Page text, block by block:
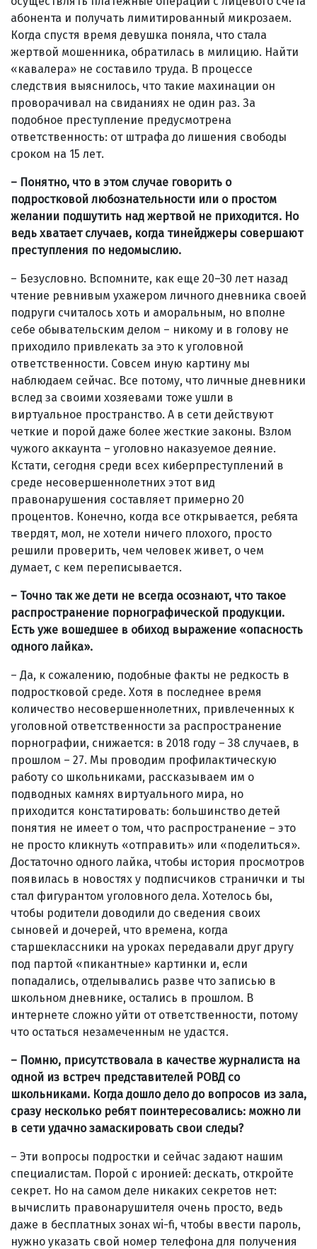
абонента и получать лимитированный микрозаем.
Когда спустя время девушка поняла, что стала
жертвой мошенника, обратилась в милицию. Найти
«кавалера» не составило труда. В процессе
следствия выяснилось, что такие махинации он
проворачивал на свиданиях не один раз. За
подобное преступление предусмотрена
ответственность: от штрафа до лишения свободы
сроком на 15 лет.
– Понятно, что в этом случае говорить о
подростковой любознательности или о простом
желании подшутить над жертвой не приходится. Но
ведь хватает случаев, когда тинейджеры совершают
преступления по недомыслию.
– Безусловно. Вспомните, как еще 20–30 лет назад
чтение ревнивым ухажером личного дневника своей
подруги считалось хоть и аморальным, но вполне
себе обывательским делом – никому и в голову не
приходило привлекать за это к уголовной
ответственности. Совсем иную картину мы
наблюдаем сейчас. Все потому, что личные дневники
вслед за своими хозяевами тоже ушли в
виртуальное пространство. А в сети действуют
четкие и порой даже более жесткие законы. Взлом
чужого аккаунта – уголовно наказуемое деяние.
Кстати, сегодня среди всех киберпреступлений в
среде несовершеннолетних этот вид
правонарушения составляет примерно 20
процентов. Конечно, когда все открывается, ребята
твердят, мол, не хотели ничего плохого, просто
решили проверить, чем человек живет, о чем
думает, с кем переписывается.
– Точно так же дети не всегда осознают, что такое
распространение порнографической продукции.
Есть уже вошедшее в обиход выражение «опасность
одного лайка».
– Да, к сожалению, подобные факты не редкость в
подростковой среде. Хотя в последнее время
количество несовершеннолетних, привлеченных к
уголовной ответственности за распространение
порнографии, снижается: в 2018 году – 38 случаев, в
прошлом – 27. Мы проводим профилактическую
работу со школьниками, рассказываем им о
подводных камнях виртуального мира, но
приходится констатировать: большинство детей
понятия не имеет о том, что распространение – это
не просто кликнуть «отправить» или «поделиться».
Достаточно одного лайка, чтобы история просмотров
появилась в новостях у подписчиков странички и ты
стал фигурантом уголовного дела. Хотелось бы,
чтобы родители доводили до сведения своих
сыновей и дочерей, что времена, когда
старшеклассники на уроках передавали друг другу
под партой «пикантные» картинки и, если
попадались, отделывались разве что записью в
школьном дневнике, остались в прошлом. В
интернете сложно уйти от ответственности, потому
что остаться незамеченным не удастся.
– Помню, присутствовала в качестве журналиста на
одной из встреч представителей РОВД со
школьниками. Когда дошло дело до вопросов из зала,
сразу несколько ребят поинтересовались: можно ли
в сети удачно замаскировать свои следы?
– Эти вопросы подростки и сейчас задают нашим
специалистам. Порой с иронией: дескать, откройте
секрет. Но на самом деле никаких секретов нет:
вычислить правонарушителя очень просто, ведь
даже в бесплатных зонах wi-fi, чтобы ввести пароль,
нужно указать свой номер телефона для получения